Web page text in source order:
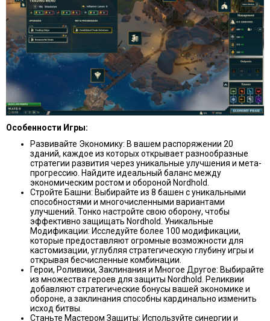
Особенности Игры:
Развивайте Экономику: В вашем распоряжении 20
зданий, каждое из которых открывает разнообразные
стратегии развития через уникальные улучшения и мета-
прогрессию. Найдите идеальный баланс между
экономическим ростом и обороной Nordhold.
Стройте Башни: Выбирайте из 8 башен с уникальными
способностями и многочисленными вариантами
улучшений. Тонко настройте свою оборону, чтобы
эффективно защищать Nordhold. Уникальные
Модификации: Исследуйте более 100 модификации,
которые предоставляют огромные возможности для
кастомизации, углубляя стратегическую глубину игры и
открывая бесчисленные комбинации.
Герои, Роливики, Заклинания и Многое Другое: Выбирайте
из множества героев для защиты Nordhold. Реликвии
добавляют стратегические бонусы вашей экономике и
обороне, а заклинания способны кардинально изменить
исход битвы.
Станьте Мастером Защиты: Используйте синергии и